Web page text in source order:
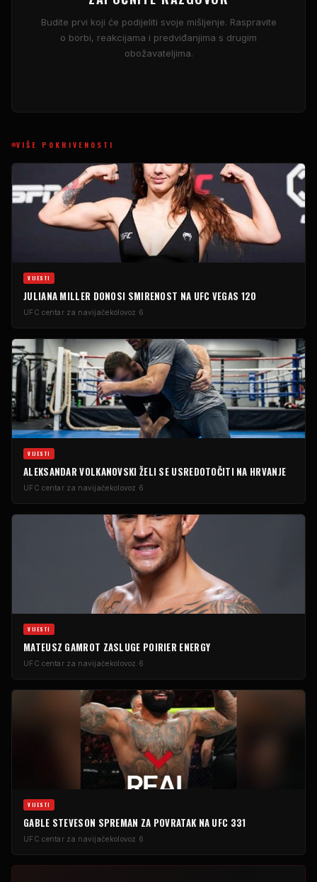
Budite prvi koji će podijeliti svoje mišljenje. Raspravite
o borbi, reakcijama i predviđanjima s drugim
obožavateljima.
VIŠE POKRIVENOSTI
VIJESTI
JULIANA MILLER DONOSI SMIRENOST NA UFC VEGAS 120
UFC centar za navijačekolovoz 6
VIJESTI
ALEKSANDAR VOLKANOVSKI ŽELI SE USREDOTOČITI NA HRVANJE
UFC centar za navijačekolovoz 6
VIJESTI
MATEUSZ GAMROT ZASLUGE POIRIER ENERGY
UFC centar za navijačekolovoz 6
VIJESTI
GABLE STEVESON SPREMAN ZA POVRATAK NA UFC 331
UFC centar za navijačekolovoz 6